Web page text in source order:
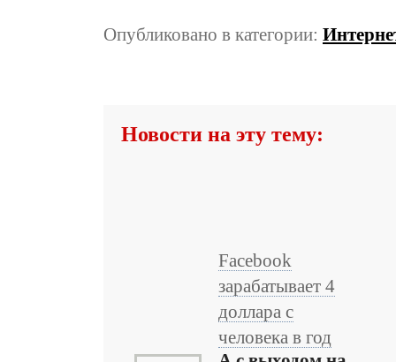
Опубликовано в категории:
Новости на эту тему:
Facebook
зарабатывает 4
доллара с
человека в год